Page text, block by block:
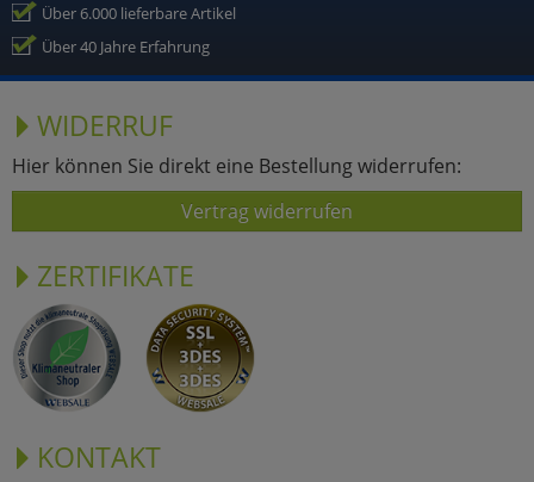
Über 6.000 lieferbare Artikel
Über 40 Jahre Erfahrung
WIDERRUF
Hier können Sie direkt eine Bestellung widerrufen:
Vertrag widerrufen
ZERTIFIKATE
KONTAKT